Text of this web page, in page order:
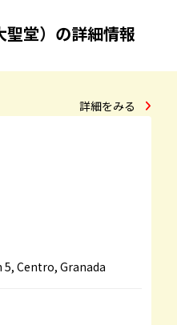
聖堂）の詳細情報
詳細をみる
5, Centro, Granada